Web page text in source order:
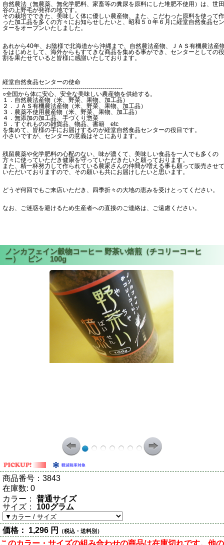
自然農法（無農薬、無化学肥料、家畜等の糞尿を原料にした堆肥不使用）は、世田
谷の上野毛が発祥の地です。
その栽培でできた、美味しく体に優しい農産物、また、こだわった原料を使って作
った加工品を多くの方々にお知らせしたいと、昭和５０年６月に経堂自然食品セン
ターをオープンいたしました。
あれから40年、お陰様で北海道から沖縄まで、自然農法産物、ＪＡＳ有機農法産
をはじめとして、海外からもすてきな商品を集める事ができ、センターとしての役
割を果たせていると皆様に感謝いたしております。
経堂自然食品センターの使命
------------------------------------------------------------
○全国から体に安心、安全な美味しい農産物を供給する。
１．自然農法産物（米、野菜、果物、加工品）
２．ＪＡＳ有機農法産物（米、野菜、果物、加工品）
３．農薬不使用農産物（米、野菜、果物、加工品）
４．無添加の加工品、手づくり惣菜
５．すぐれものの雑貨品、物品、書籍 etc
を集めて、皆様の手にお届けするのが経堂自然食品センターの役目です。
小さいですが、センターの意義はそこにあります。
残留農薬や化学肥料の心配のない、味が濃くて、美味しい食品を一人でも多くの
方々に使っていただき健康を守っていただきたいと願っております。
また、精一杯努力して作られている農家さんの仲間が増える事も願って販売させて
いただいておりますので、その願いも共にお届けしたいと思います。
どうぞ何回でもご来店いただき、四季折々の大地の恵みを受けとってください。
なお、ご迷惑を避けるため生産者への直接のご連絡は、ご遠慮ください。
商品番号： 3843
在庫数: 0
カラー：
普通サイズ
サイズ：
100グラム
価格： 1,296 円 （税込・送料別）
このカラー・サイズの組み合わせの商品は在庫切れです。他の